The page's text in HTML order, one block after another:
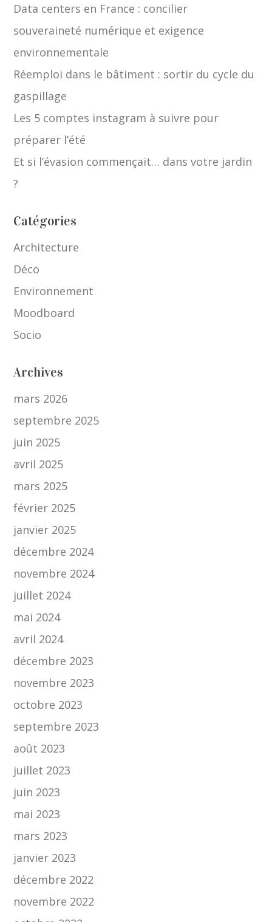
Data centers en France : concilier
souveraineté numérique et exigence
environnementale
Réemploi dans le bâtiment : sortir du cycle du
gaspillage
Les 5 comptes instagram à suivre pour
préparer l’été
Et si l’évasion commençait… dans votre jardin
?
Catégories
Architecture
Déco
Environnement
Moodboard
Socio
Archives
mars 2026
septembre 2025
juin 2025
avril 2025
mars 2025
février 2025
janvier 2025
décembre 2024
novembre 2024
juillet 2024
mai 2024
avril 2024
décembre 2023
novembre 2023
octobre 2023
septembre 2023
août 2023
juillet 2023
juin 2023
mai 2023
mars 2023
janvier 2023
décembre 2022
novembre 2022